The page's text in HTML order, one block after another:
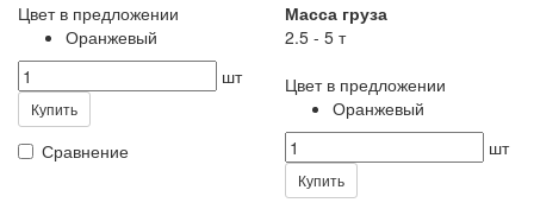
Цвет в предложении
Оранжевый
шт
Купить
Сравнение
Масса груза
2.5 - 5 т
Цвет в предложении
Оранжевый
шт
Купить